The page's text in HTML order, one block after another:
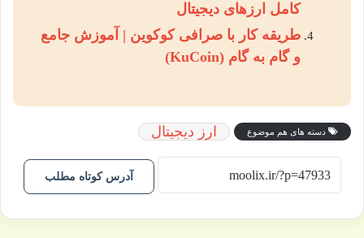
کامل ارزهای دیجیتال
طریقه کار با صرافی کوکوین | آموزش جامع
و گام به گام (KuCoin)
دسته های هم موضوع ارز دیجیتال
آدرس کوتاه مطلب